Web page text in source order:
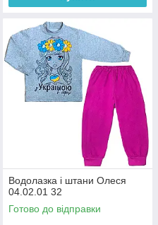
для літнього сезону
бавовни. Вироби
тому шкіра
почуває себе
час активних ігор.
Водолазка і штани Олеся
04.02.01 32
Готово до відправки